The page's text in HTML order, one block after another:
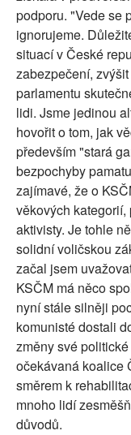
podporu. "Vede se
ignorujeme.
situací v České
zabezpečení,
parlamentu
lidi. Jsme jedinou
hovořit o tom, jak
především "stará
bezpochyby
zajímavé, že o
věkových
aktivisty. Je tohle
solidní voličskou
začal jsem
KSČM má něco
nyní stále silněji
komunisté dostali
změny své
očekávaná koalice
směrem k
mnoho lidí
důvodů.